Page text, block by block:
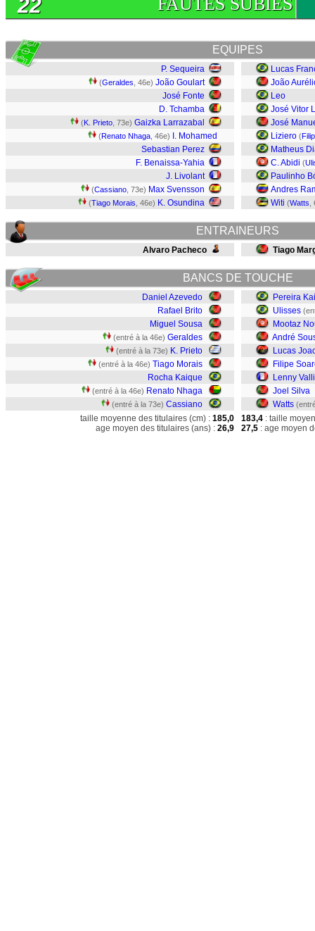
22
EQUIPES
P. Sequeira
(Geraldes , 46e) João Goulart
José Fonte
D. Tchamba
(K. Prieto , 73e) Gaizka Larrazabal
(Renato Nhaga , 46e)
I. Mohamed
Sebastian Perez
F. Benaissa-Yahia
J. Livolant
(Cassiano , 73e) Max Svensson
(Tiago Morais , 46e) K. Osundina
Lucas
João
Leo
José Vitor
José
Liziero (
Matheus
C. Abidi (
Paulinho
Andres
Witi (Watts
ENTRAINEURS
Alvaro Pacheco Tiago
BANCS DE TOUCHE
Daniel Azevedo
Rafael Brito
Miguel Sousa
(entré à la 46e) Geraldes
(entré à la 73e) K. Prieto
(entré à la 46e) Tiago Morais
Rocha Kaique
(entré à la 46e) Renato Nhaga
(entré à la 73e) Cassiano
Pereira
Ulisses
Mootaz
André
Lucas
Filipe
Lenny
Joel Silva
Watts
taille moyenne des titulaires (cm) : 185,0
age moyen des titulaires (ans) : 26,9
183,4 : taille
27,5 : age moyen